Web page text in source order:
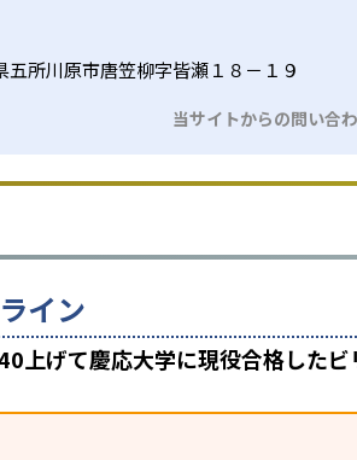
五所川原市唐笠柳字皆瀬１８－１９
当サイトからの問い合
イン
上げて慶応大学に現役合格した